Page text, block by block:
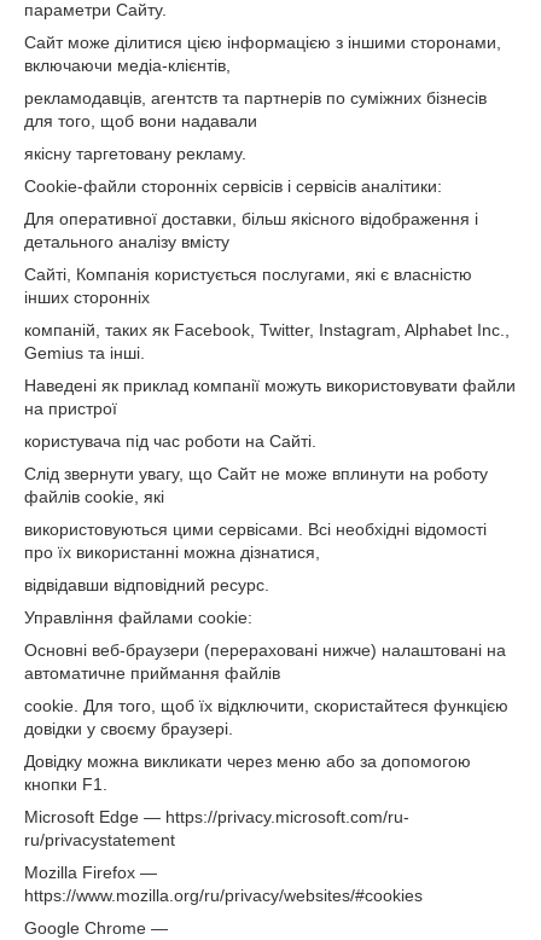
параметри Сайту.
Сайт може ділитися цією інформацією з іншими сторонами,
включаючи медіа-клієнтів,
рекламодавців, агентств та партнерів по суміжних бізнесів
для того, щоб вони надавали
якісну таргетовану рекламу.
Cookie-файли сторонніх сервісів і сервісів аналітики:
Для оперативної доставки, більш якісного відображення і
детального аналізу вмісту
Сайті, Компанія користується послугами, які є власністю
інших сторонніх
компаній, таких як Facebook, Twitter, Instagram, Alphabet Inc.,
Gemius та інші.
Наведені як приклад компанії можуть використовувати файли
на пристрої
користувача під час роботи на Сайті.
Слід звернути увагу, що Сайт не може вплинути на роботу
файлів cookie, які
використовуються цими сервісами. Всі необхідні відомості
про їх використанні можна дізнатися,
відвідавши відповідний ресурс.
Управління файлами cookie:
Основні веб-браузери (перераховані нижче) налаштовані на
автоматичне приймання файлів
cookie. Для того, щоб їх відключити, скористайтеся функцією
довідки у своєму браузері.
Довідку можна викликати через меню або за допомогою
кнопки F1.
Microsoft Edge — https://privacy.microsoft.com/ru-
ru/privacystatement
Mozilla Firefox —
https://www.mozilla.org/ru/privacy/websites/#cookies
Google Chrome —